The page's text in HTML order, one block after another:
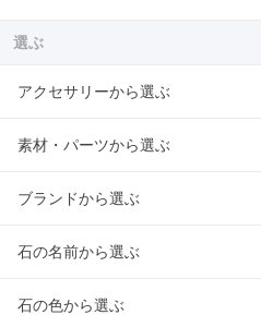
選ぶ
アクセサリーから選ぶ
素材・パーツから選ぶ
ブランドから選ぶ
石の名前から選ぶ
石の色から選ぶ